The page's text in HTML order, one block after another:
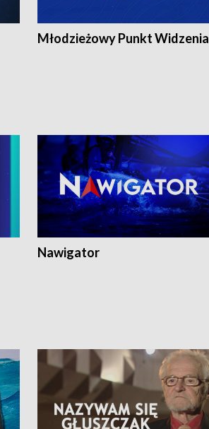
Młodzieżowy Punkt Widzenia
Nawigator